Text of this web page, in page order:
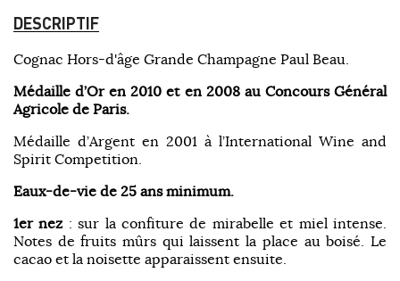
DESCRIPTIF
Cognac Hors-d'âge Grande Champagne Paul Beau.
Médaille d’Or en 2010 et en 2008 au Concours Général
Agricole de Paris.
Médaille d’Argent en 2001 à l’International Wine and
Spirit Competition.
Eaux-de-vie de 25 ans minimum.
1er nez : sur la confiture de mirabelle et miel intense.
Notes de fruits mûrs qui laissent la place au boisé. Le
cacao et la noisette apparaissent ensuite.